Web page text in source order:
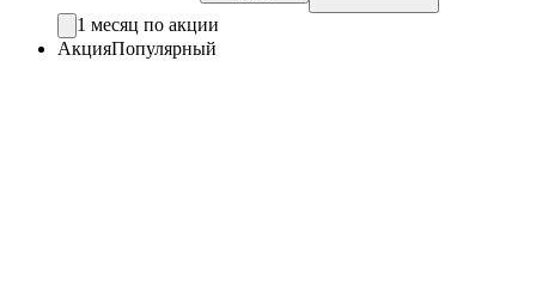
1 месяц по акции
АкцияПопулярный